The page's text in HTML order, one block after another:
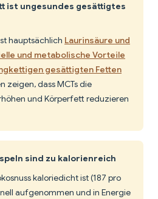
ist ungesundes gesättigtes
hauptsächlich Laurinsäure und
und metabolische Vorteile
gesättigten Fetten
zeigen, dass MCTs die
und Körperfett reduzieren
sind zu kalorienreich
kaloriedicht ist (187 pro
aufgenommen und in Energie